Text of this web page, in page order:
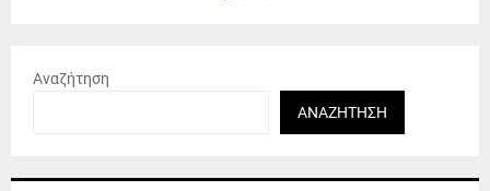
Αναζήτηση
ΑΝΑΖΉΤΗΣΗ